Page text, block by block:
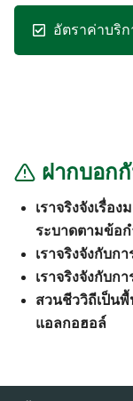
อัตราค่าบริก
ฝากบอก
เราจริงจังเรื่อ
ระบาดตามข้อ
เราจริงจังกับก
เราจริงจังกับก
สวนชีววิถีเป็น
แอลกอฮอล์